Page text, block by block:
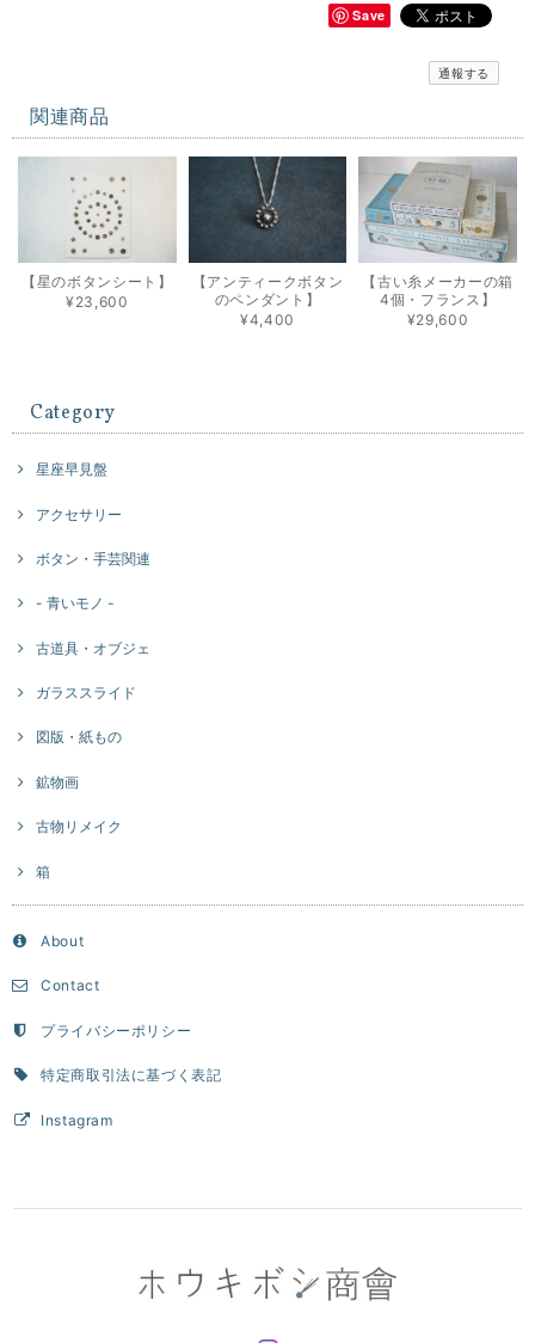
Save
通報する
関連商品
【星のボタンシート】
¥23,600
【アンティークボタン
のペンダント】
¥4,400
【古い糸メーカーの箱
4個・フランス】
¥29,600
Category
星座早見盤
アクセサリー
ボタン・手芸関連
- 青いモノ -
古道具・オブジェ
ガラススライド
図版・紙もの
鉱物画
古物リメイク
箱
About
Contact
プライバシーポリシー
特定商取引法に基づく表記
Instagram